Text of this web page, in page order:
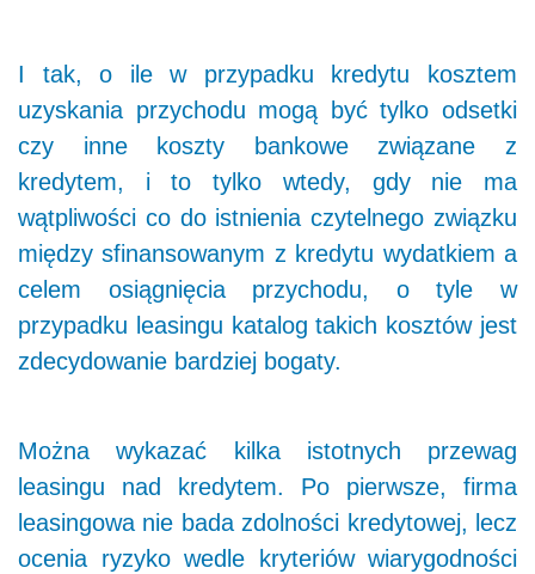
I tak, o ile w przypadku kredytu kosztem
uzyskania przychodu mogą być tylko odsetki
czy inne koszty bankowe związane z
kredytem, i to tylko wtedy, gdy nie ma
wątpliwości co do istnienia czytelnego związku
między sfinansowanym z kredytu wydatkiem a
celem osiągnięcia przychodu, o tyle w
przypadku leasingu katalog takich kosztów jest
zdecydowanie bardziej bogaty.
Można wykazać kilka istotnych przewag
leasingu nad kredytem. Po pierwsze, firma
leasingowa nie bada zdolności kredytowej, lecz
ocenia ryzyko wedle kryteriów wiarygodności